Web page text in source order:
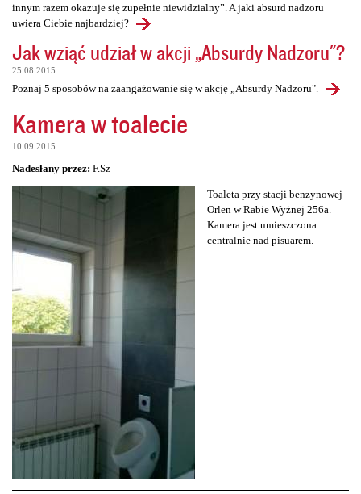
innym razem okazuje się zupełnie niewidzialny”. A jaki absurd nadzoru
uwiera Ciebie najbardziej?
Jak wziąć udział w akcji „Absurdy Nadzoru"?
25.08.2015
Poznaj 5 sposobów na zaangażowanie się w akcję „Absurdy Nadzoru".
Kamera w toalecie
10.09.2015
Nadesłany przez: F.Sz
Toaleta przy stacji benzynowej
Orlen w Rabie Wyżnej 256a.
Kamera jest umieszczona
centralnie nad pisuarem.